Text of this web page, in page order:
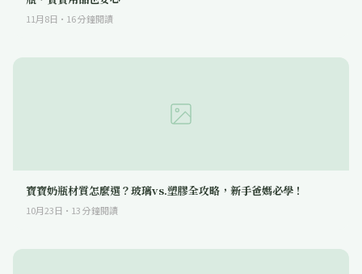
11月8日 · 16分鐘閱讀
寶寶奶瓶材質怎麼選？玻璃vs.塑膠全攻略，新手爸媽必學！
10月23日 · 13分鐘閱讀